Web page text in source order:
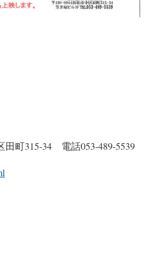
町315-34 電話053-489-5539